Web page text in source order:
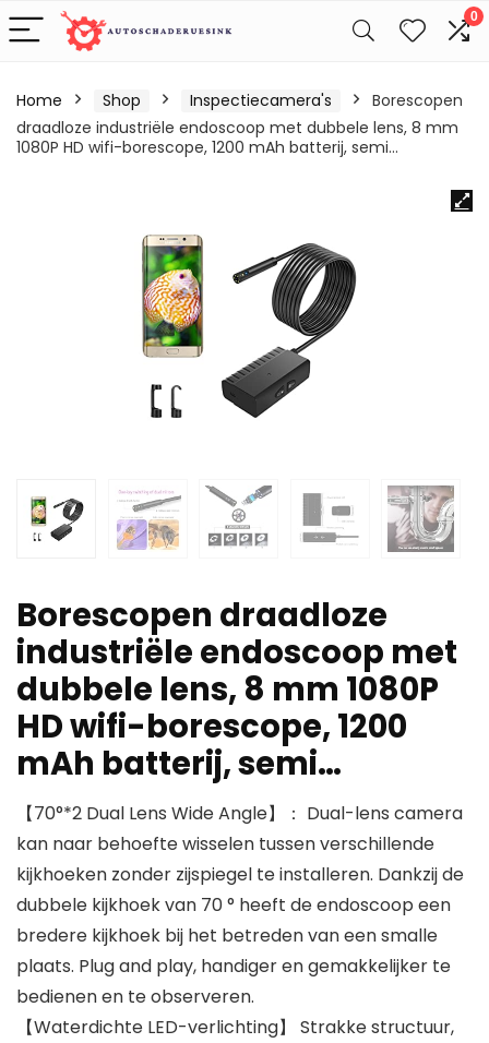
0
Home Shop Inspectiecamera's
Borescopen
draadloze industriële endoscoop met dubbele lens, 8 mm
1080P HD wifi-borescope, 1200 mAh batterij, semi…
Borescopen draadloze
industriële endoscoop met
dubbele lens, 8 mm 1080P
HD wifi-borescope, 1200
mAh batterij, semi…
【70°*2 Dual Lens Wide Angle】： Dual-lens camera
kan naar behoefte wisselen tussen verschillende
kijkhoeken zonder zijspiegel te installeren. Dankzij de
dubbele kijkhoek van 70 ° heeft de endoscoop een
bredere kijkhoek bij het betreden van een smalle
plaats. Plug and play, handiger en gemakkelijker te
bedienen en te observeren.
【Waterdichte LED-verlichting】 Strakke structuur,